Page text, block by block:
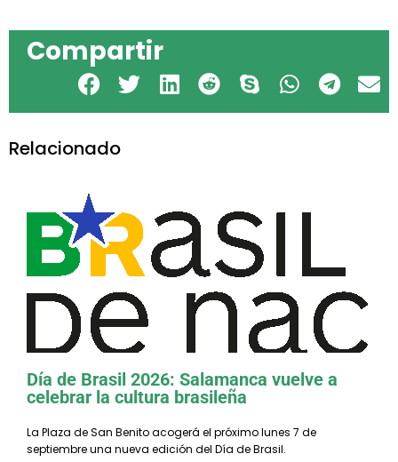
Compartir
Relacionado
Día de Brasil 2026: Salamanca vuelve a
celebrar la cultura brasileña
La Plaza de San Benito acogerá el próximo lunes 7 de
septiembre una nueva edición del Día de Brasil.
El CEB ofrecerá nuevos cursos
presenciales de Portugués de Brasil